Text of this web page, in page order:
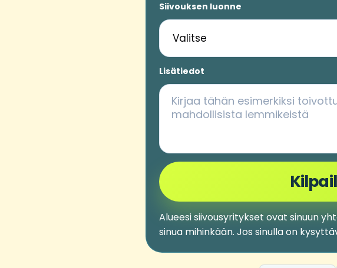
Siivouksen luonne
Lisätiedot
Alueesi siivousyritykset ovat sinuun
sinua mihinkään. Jos sinulla on